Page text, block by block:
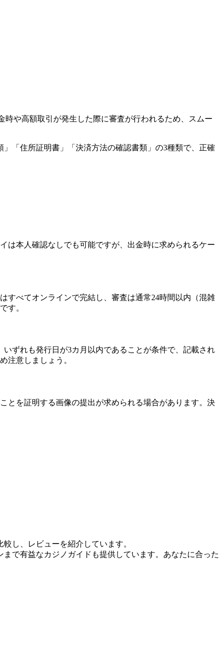
や高額取引が発生した際に審査が行われるため、スムー
「住所証明書」「決済方法の確認書類」の3種類で、正確
は本人確認なしでも可能ですが、出金時に求められるケー
すべてオンラインで完結し、審査は通常24時間以内（混雑
す。
ずれも発行日が3カ月以内であることが条件で、記載され
注意しましょう。
とを証明する画像の提出が求められる場合があります。決
し、レビューを紹介しています。
で有益なカジノガイドも提供しています。あなたに合った